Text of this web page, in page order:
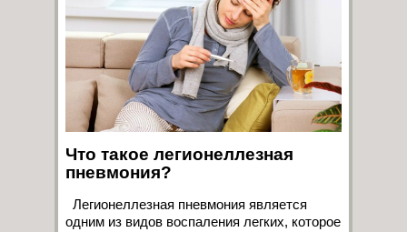
Что такое легионеллезная
пневмония?
Легионеллезная пневмония является
одним из видов воспаления легких, которое